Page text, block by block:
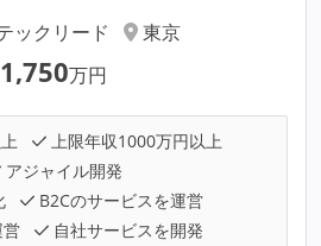
ックリード
東京
1,750万円
上限年収1000万円以上
アジャイル開発
B2Cのサービスを運営
営
自社サービスを開発